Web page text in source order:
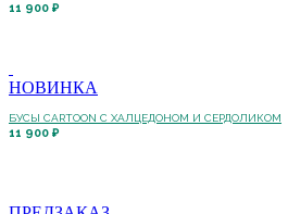
11 900 ₽
НОВИНКА
БУСЫ CARTOON С ХАЛЦЕДОНОМ И СЕРДОЛИКОМ
11 900 ₽